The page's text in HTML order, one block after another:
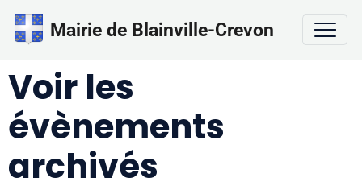
Mairie de Blainville-Crevon
Voir les
évènements
archivés